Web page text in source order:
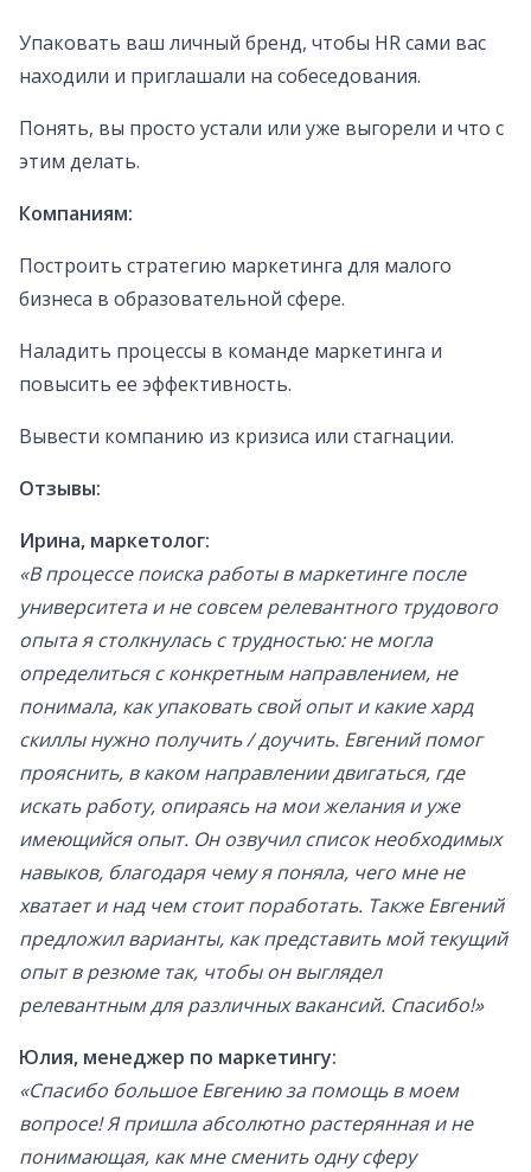
Упаковать ваш личный бренд, чтобы HR сами вас
находили и приглашали на собеседования.
Понять, вы просто устали или уже выгорели и что с
этим делать.
Компаниям:
​Построить стратегию маркетинга для малого
бизнеса в образовательной сфере.
Наладить процессы в команде маркетинга и
повысить ее эффективность.
Вывести компанию из кризиса или стагнации.
Отзывы:
Ирина, маркетолог:
«В процессе поиска работы в маркетинге после
университета и не совсем релевантного трудового
опыта я столкнулась с трудностью: не могла
определиться с конкретным направлением, не
понимала, как упаковать свой опыт и какие хард
скиллы нужно получить / доучить. Евгений помог
прояснить, в каком направлении двигаться, где
искать работу, опираясь на мои желания и уже
имеющийся опыт. Он озвучил список необходимых
навыков, благодаря чему я поняла, чего мне не
хватает и над чем стоит поработать. Также Евгений
предложил варианты, как представить мой текущий
опыт в резюме так, чтобы он выглядел
релевантным для различных вакансий. Спасибо!»
Юлия, менеджер по маркетингу:
«Спасибо большое Евгению за помощь в моем
вопросе! Я пришла абсолютно растерянная и не
понимающая, как мне сменить одну сферу